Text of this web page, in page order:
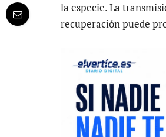
la especie. La
recuperación puede